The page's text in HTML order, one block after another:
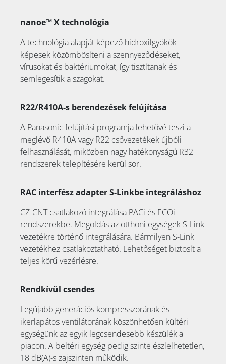
nanoe™ X technológia
A technológia alapját képező hidroxilgyökök
képesek közömbösíteni a szennyeződéseket,
vírusokat és baktériumokat, így tisztítanak és
semlegesítik a szagokat.
R22/R410A-s berendezések felújítása
A Panasonic felújítási programja lehetővé teszi a
meglévő R410A vagy R22 csővezetékek újbóli
felhasználását, miközben nagy hatékonyságú R32
rendszerek telepítésére kerül sor.
RAC interfész adapter S-Linkbe integráláshoz
CZ-CNT csatlakozó integrálása PACi és ECOi
rendszerekbe. Megoldás az otthoni egységek S-Link
vezetékre történő integrálására. Bármilyen S-Link
vezetékhez csatlakoztatható. Lehetőséget biztosít a
teljes körű vezérlésre.
Rendkívül csendes
Legújabb generációs kompresszorának és
ikerlapátos ventilátorának köszönhetően kültéri
egységünk az egyik legcsendesebb készülék a
piacon. A beltéri egység pedig szinte észlelhetetlen,
18 dB(A)-s zajszinten működik.